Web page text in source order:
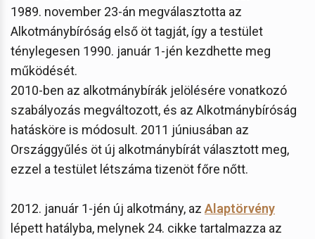
1989. november 23-án megválasztotta az
Alkotmánybíróság első öt tagját, így a testület
ténylegesen 1990. január 1-jén kezdhette meg
működését.
2010-ben az alkotmánybírák jelölésére vonatkozó
szabályozás megváltozott, és az Alkotmánybíróság
hatásköre is módosult. 2011 júniusában az
Országgyűlés öt új alkotmánybírát választott meg,
ezzel a testület létszáma tizenöt főre nőtt.
2012. január 1-jén új alkotmány, az Alaptörvény
lépett hatályba, melynek 24. cikke tartalmazza az